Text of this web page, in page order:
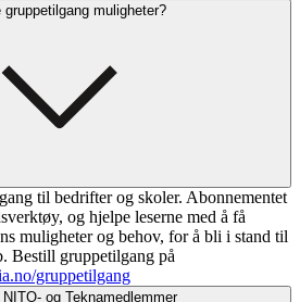
gruppetilgang muligheter?
til bedrifter og skoler. Abonnementet
og hjelpe leserne med å få
muligheter og behov, for å bli i stand til
Bestill gruppetilgang på
gruppetilgang
NITO- og Teknamedlemmer